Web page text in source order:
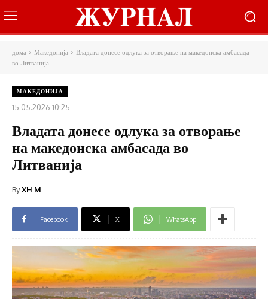
дома Македонија
Владата донесе одлука за отворање на македонска амбасада
во Литванија
МАКЕДОНИЈА
15.05.2026 10:25
Владата донесе одлука за отворање
на македонска амбасада во
Литванија
ByXH M
Facebook X WhatsApp